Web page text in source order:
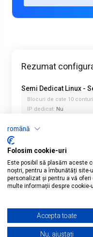
Rezumat
Blocuri de cate 10
IP dedicat: Nu
română
Folosim cookie-uri
Este posibil să plasăm aceste
noștri, pentru a îmbunătăți
personalizat și pentru a vă
multe informații despre
Accepta toate
Nu, ajustați